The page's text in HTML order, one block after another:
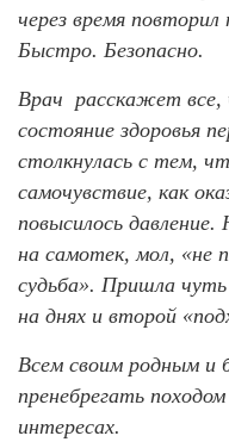
через время
Быстро. Безопасно.
Врач расскажет
состояние здоровья
столкнулась с тем,
самочувствие, как
повысилось давление.
на самотек, мол, «не
судьба». Пришла
на днях и второй
Всем своим родным и
пренебрегать
интересах.